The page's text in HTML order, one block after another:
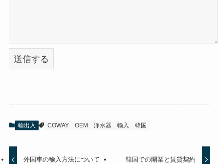
輸出入 COWAY OEM 浄水器 輸入 韓国
外国車の輸入方法について 韓国での開業と賃貸契約